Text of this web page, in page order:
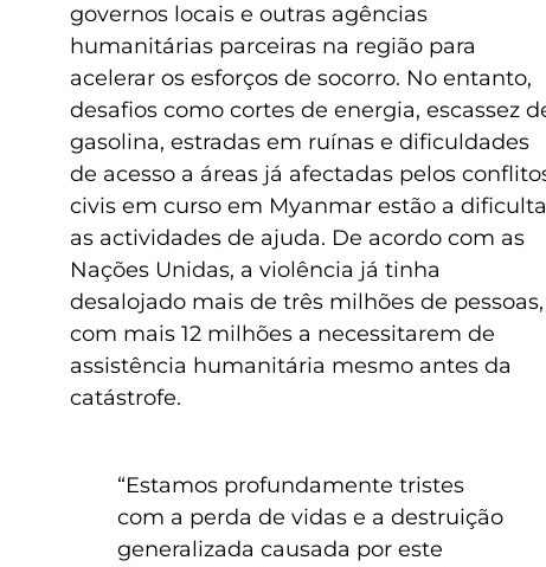
governos locais e outras agências
humanitárias parceiras na região para
acelerar os esforços de socorro. No entanto,
desafios como cortes de energia, escassez
gasolina, estradas em ruínas e dificuldades
de acesso a áreas já afectadas pelos
civis em curso em Myanmar estão a
as actividades de ajuda. De acordo com as
Nações Unidas, a violência já tinha
desalojado mais de três milhões de pessoas,
com mais 12 milhões a necessitarem de
assistência humanitária mesmo antes da
catástrofe.
“Estamos profundamente tristes
com a perda de vidas e a destruição
generalizada causada por este